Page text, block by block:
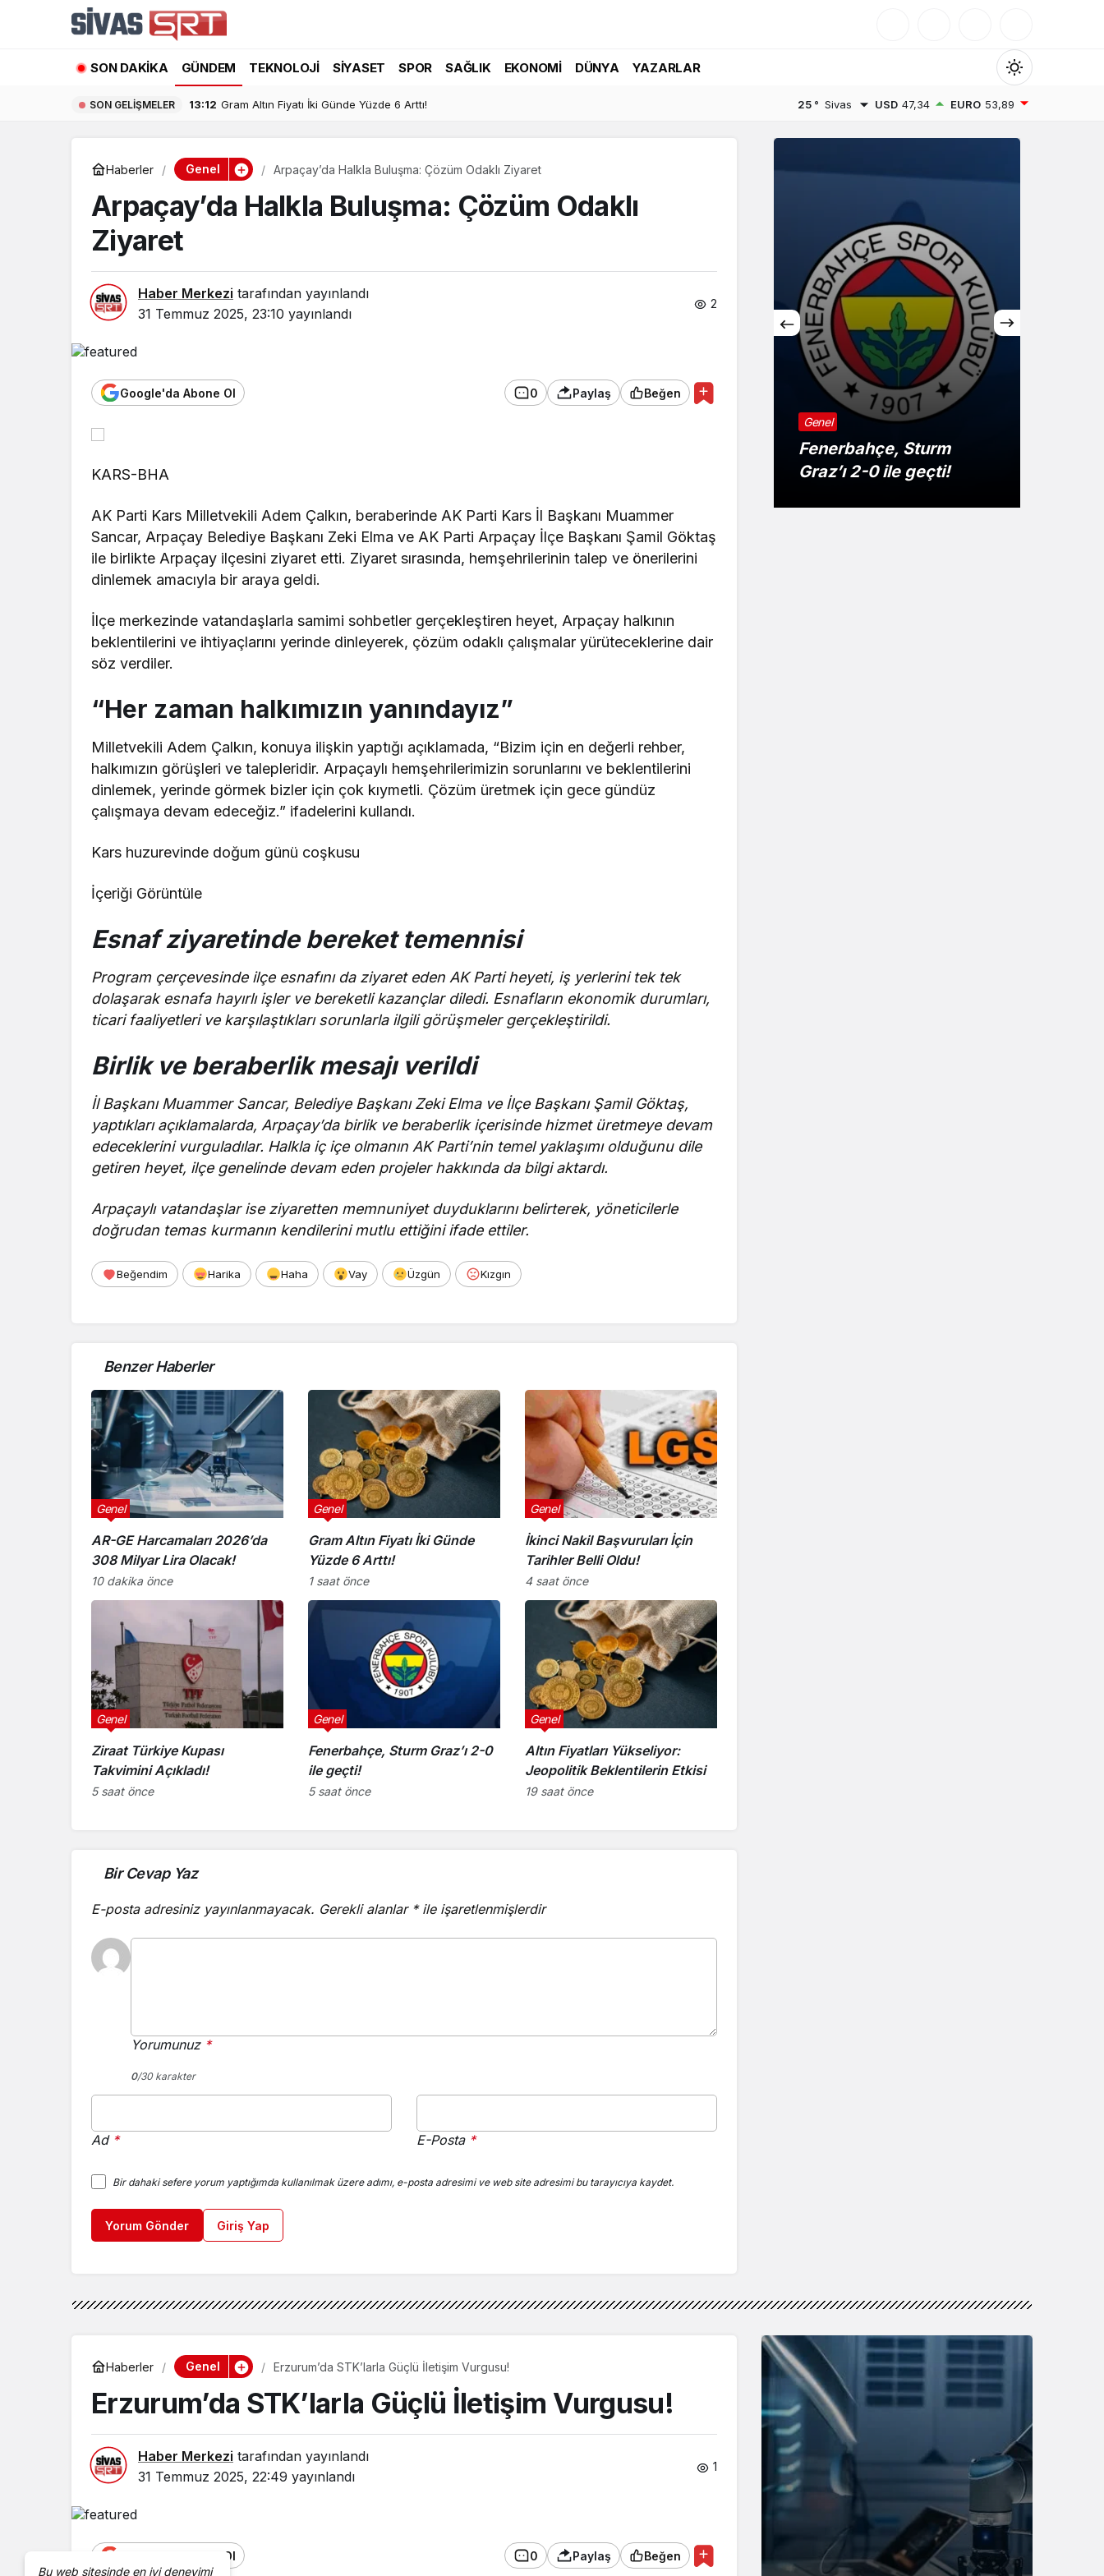
SON DAKIKA GÜNDEM TEKNOLOJI SIYASET SPOR SAĞLIK EKONOMI DÜNYA YAZARLAR
Mod
değiştir
Gündüz modunu seçin.
Gece Modu
Gece modunu seçin.
Sistem Modu
Sistem modunu seçin.
SON GELIŞMELER 10:12 İkinci Nakil Başvuruları İçin Tarihler Belli Oldu! 25 ° Sivas USD 47,34 EURO 53,89
Haberler Genel Arpaçay’da Halkla Buluşma: Çözüm Odaklı Ziyaret
Arpaçay’da Halkla Buluşma: Çözüm Odaklı
Ziyaret
Haber Merkezi tarafından yayınlandı
31 Temmuz 2025, 23:10 yayınlandı
2
Google'da Abone Ol 0 Paylaş Beğen
KARS-BHA
AK Parti Kars Milletvekili Adem Çalkın, beraberinde AK Parti Kars İl Başkanı Muammer
Sancar, Arpaçay Belediye Başkanı Zeki Elma ve AK Parti Arpaçay İlçe Başkanı Şamil Göktaş
ile birlikte Arpaçay ilçesini ziyaret etti. Ziyaret sırasında, hemşehrilerinin talep ve önerilerini
dinlemek amacıyla bir araya geldi.
İlçe merkezinde vatandaşlarla samimi sohbetler gerçekleştiren heyet, Arpaçay halkının
beklentilerini ve ihtiyaçlarını yerinde dinleyerek, çözüm odaklı çalışmalar yürüteceklerine dair
söz verdiler.
“Her zaman halkımızın yanındayız”
Milletvekili Adem Çalkın, konuya ilişkin yaptığı açıklamada, “Bizim için en değerli rehber,
halkımızın görüşleri ve talepleridir. Arpaçaylı hemşehrilerimizin sorunlarını ve beklentilerini
dinlemek, yerinde görmek bizler için çok kıymetli. Çözüm üretmek için gece gündüz
çalışmaya devam edeceğiz.” ifadelerini kullandı.
Kars huzurevinde doğum günü coşkusu
İçeriği Görüntüle
Esnaf ziyaretinde bereket temennisi
Program çerçevesinde ilçe esnafını da ziyaret eden AK Parti heyeti, iş yerlerini tek tek
dolaşarak esnafa hayırlı işler ve bereketli kazançlar diledi. Esnafların ekonomik durumları,
ticari faaliyetleri ve karşılaştıkları sorunlarla ilgili görüşmeler gerçekleştirildi.
Birlik ve beraberlik mesajı verildi
İl Başkanı Muammer Sancar, Belediye Başkanı Zeki Elma ve İlçe Başkanı Şamil Göktaş,
yaptıkları açıklamalarda, Arpaçay’da birlik ve beraberlik içerisinde hizmet üretmeye devam
edeceklerini vurguladılar. Halkla iç içe olmanın AK Parti’nin temel yaklaşımı olduğunu dile
getiren heyet, ilçe genelinde devam eden projeler hakkında da bilgi aktardı.
Arpaçaylı vatandaşlar ise ziyaretten memnuniyet duyduklarını belirterek, yöneticilerle
doğrudan temas kurmanın kendilerini mutlu ettiğini ifade ettiler.
Beğendim Harika Haha Vay Üzgün Kızgın
Benzer Haberler
AR-GE Harcamaları 2026’da
308 Milyar Lira Olacak!
Genel
10 dakika önce
Gram Altın Fiyatı İki Günde
Yüzde 6 Arttı!
Genel
1 saat önce
İkinci Nakil Başvuruları İçin
Tarihler Belli Oldu!
Genel
4 saat önce
Ziraat Türkiye Kupası
Takvimini Açıkladı!
Genel
5 saat önce
Fenerbahçe, Sturm Graz’ı 2-0
ile geçti!
Genel
5 saat önce
Altın Fiyatları Yükseliyor:
Jeopolitik Beklentilerin Etkisi
Genel
19 saat önce
Bir Cevap Yaz
E-posta adresiniz yayınlanmayacak. Gerekli alanlar *ile işaretlenmişlerdir
Yorumunuz*
0/30 karakter
Ad* E-Posta*
Bir dahaki sefere yorum yaptığımda kullanılmak üzere adımı, e-posta adresimi ve web site adresimi bu tarayıcıya kaydet.
Yorum Gönder Giriş Yap
Günde Yüzde 6 Arttı!
Genel
Fenerbahçe, Sturm
Graz’ı 2-0 ile geçti!
Haberler Genel Erzurum’da STK’larla Güçlü İletişim Vurgusu!
Erzurum’da STK’larla Güçlü İletişim Vurgusu!
Haber Merkezi tarafından yayınlandı
31 Temmuz 2025, 22:49 yayınlandı
1
Google'da Abone Ol 0 Paylaş Beğen
Bu web sitesinde en iyi deneyimi